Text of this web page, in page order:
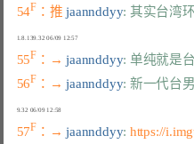
54F ：推 jaannddyy: 其实台湾
1.8.139.32 06/09 12:57
55F ：→ jaannddyy: 单纯就是
56F ：→ jaannddyy: 新一代台
57F ：→ jaannddyy: https://